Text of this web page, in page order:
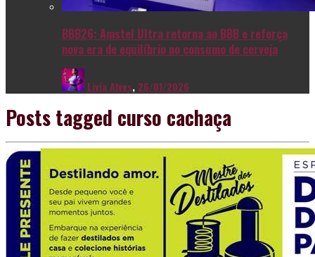
BBB26: Amstel Ultra retorna ao BBB e reforça
nova era de equilíbrio no consumo de cerveja
Livia Alves, 26/01/2026
Posts tagged curso cachaça